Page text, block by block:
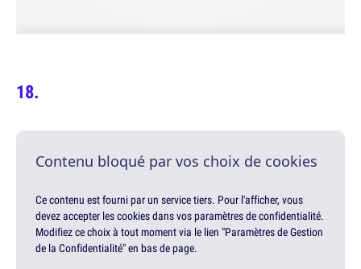
Contenu bloqué par vos choix de cookies
Ce contenu est fourni par un service tiers. Pour l'afficher, vous
devez accepter les cookies dans vos paramètres de confidentialité.
Modifiez ce choix à tout moment via le lien "Paramètres de Gestion
de la Confidentialité" en bas de page.